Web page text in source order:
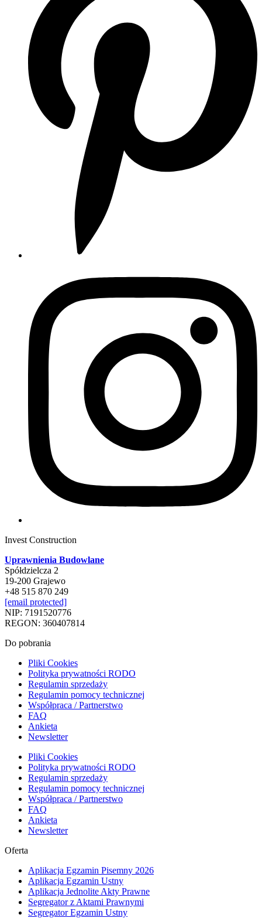
Invest Construction
Uprawnienia Budowlane
Spółdzielcza 2
19-200 Grajewo
+48 515 870 249
[email protected]
NIP: 7191520776
REGON: 360407814
Do pobrania
Pliki Cookies
Polityka prywatności RODO
Regulamin sprzedaży
Regulamin pomocy technicznej
Współpraca / Partnerstwo
FAQ
Ankieta
Newsletter
Pliki Cookies
Polityka prywatności RODO
Regulamin sprzedaży
Regulamin pomocy technicznej
Współpraca / Partnerstwo
FAQ
Ankieta
Newsletter
Oferta
Aplikacja Egzamin Pisemny 2026
Aplikacja Egzamin Ustny
Aplikacja Jednolite Akty Prawne
Segregator z Aktami Prawnymi
Segregator Egzamin Ustny